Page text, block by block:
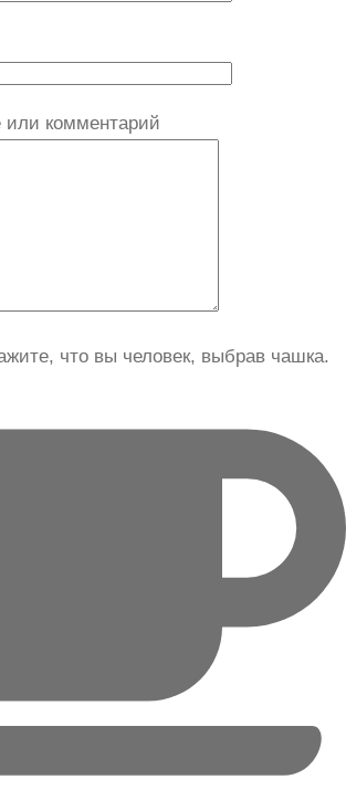
комментарий
что вы человек, выбрав чашка.